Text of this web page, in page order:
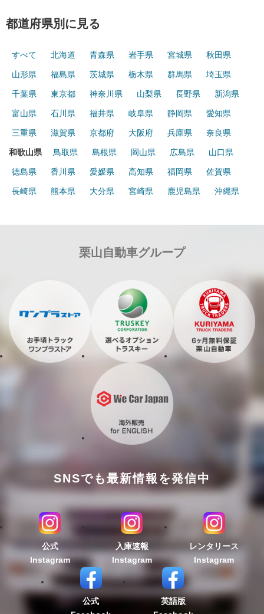
都道府県別に見る
すべて 北海道 青森県 岩手県 宮城県 秋田県
山形県 福島県 茨城県 栃木県 群馬県 埼玉県
千葉県 東京都 神奈川県 山梨県 長野県 新潟県
富山県 石川県 福井県 岐阜県 静岡県 愛知県
三重県 滋賀県 京都府 大阪府 兵庫県 奈良県
和歌山県 鳥取県 島根県 岡山県 広島県 山口県
徳島県 香川県 愛媛県 高知県 福岡県 佐賀県
長崎県 熊本県 大分県 宮崎県 鹿児島県 沖縄県
栗山自動車グループ
SNSでも最新情報を発信中
公式
Instagram
入庫速報
Instagram
レンタリース
Instagram
公式
英語版